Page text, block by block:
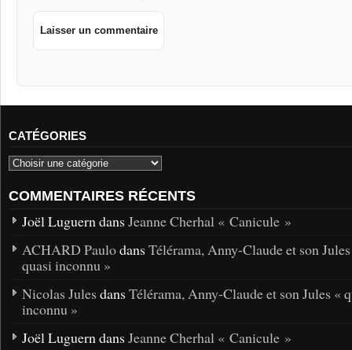
CATÉGORIES
COMMENTAIRES RÉCENTS
Joël Luguern dans Jeanne Cherhal « Canicule »
ACHARD Paulodans Télérama, Anny-Claude et son
quasi inconnu »
Nicolas Jules dans Télérama, Anny-Claude et son Jules «
inconnu »
Joël Luguern dans Jeanne Cherhal « Canicule »